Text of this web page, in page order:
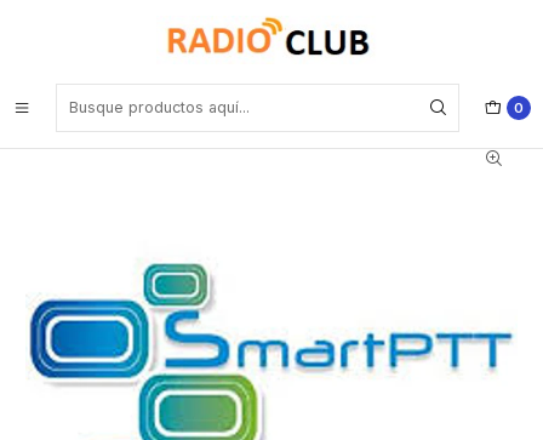
0
Motorola SPTTDM002B PBX/KSU Handset to SPTTDM002 Cable
For use only with the SPTTDM002 and the PBX/KSU Telephone